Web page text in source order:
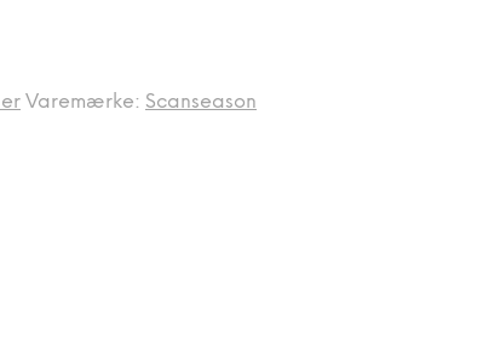
Varemærke: Scanseason